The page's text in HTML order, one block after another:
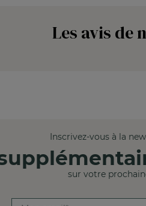
Les avis de
Inscrivez-vous à la
sur votre